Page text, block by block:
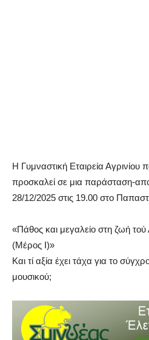
Η Γυμναστική Εταιρεία Αγρινίου
προσκαλεί σε μια παράσταση-
28/12/2025 στις 19.00 στο
«Πάθος και μεγαλείο στη ζωή
(Μέρος Ι)»
Και τί αξία έχει τάχα για το
μουσικού;